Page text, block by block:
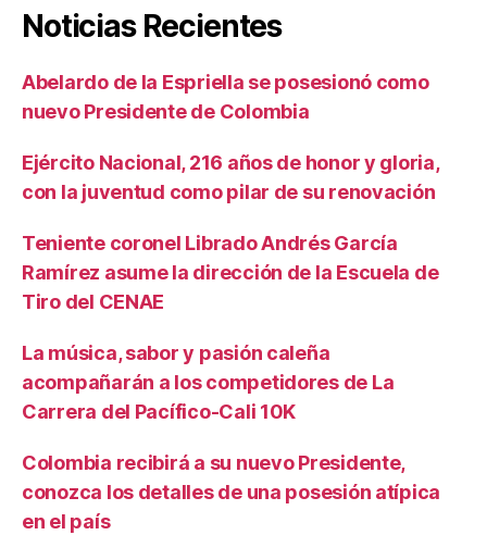
Noticias Recientes
Abelardo de la Espriella se posesionó como
nuevo Presidente de Colombia
Ejército Nacional, 216 años de honor y gloria,
con la juventud como pilar de su renovación
Teniente coronel Librado Andrés García
Ramírez asume la dirección de la Escuela de
Tiro del CENAE
La música, sabor y pasión caleña
acompañarán a los competidores de La
Carrera del Pacífico-Cali 10K
Colombia recibirá a su nuevo Presidente,
conozca los detalles de una posesión atípica
en el país